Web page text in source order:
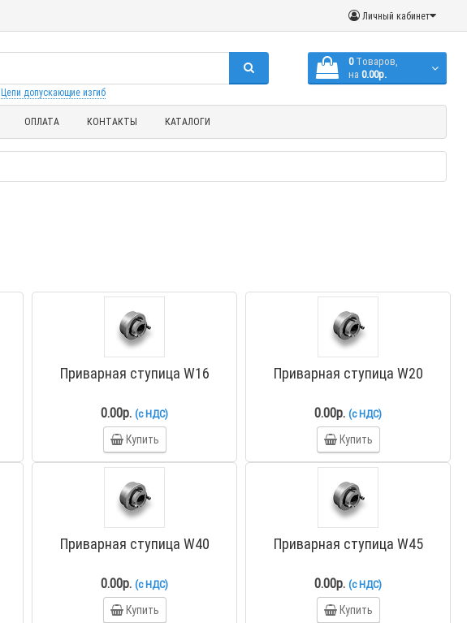
Личный кабинет
0 Tоваров,
на 0.00р.
Цепи допускающие изгиб
ОПЛАТА КОНТАКТЫ КАТАЛОГИ
Приварная ступица W16
0.00р.(с НДС)
Купить
Приварная ступица W20
0.00р.(с НДС)
Купить
Приварная ступица W40
0.00р.(с НДС)
Купить
Приварная ступица W45
0.00р.(с НДС)
Купить